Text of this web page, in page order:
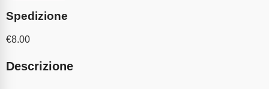
Spedizione
€8.00
Descrizione